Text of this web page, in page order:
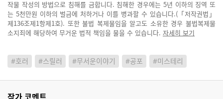
작물 작성의 방법으로 침해를 금합니다. 침해한 경우에는 5년 이하의 징역 또
는 5천만원 이하의 벌금에 처하거나 이를 병과할 수 있습니다.(「저작권법」
제136조제1항제1호). 또한 불법 복제물임을 알고도 소유한 경우 불법복제물
소지죄에 해당하여 무거운 법적 책임을 물을 수 있습니다. 자세히 보기
#호러 #스릴러 #무서운이야기 #공포 #미스테리